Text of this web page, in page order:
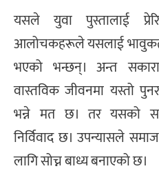
यसले युवा पुस्तालाई
आलोचकहरूले यसलाई
भएको भन्छन्। अन्त
वास्तविक जीवनमा यस्तो
भन्ने मत छ। तर यसको
निर्विवाद छ। उपन्यासले
लागि सोच्न बाध्य बनाएको छ।